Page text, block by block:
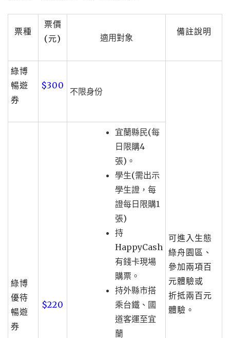
票種
票價
(元)
適用對象
備註說明
綠博
暢遊
券
$300
不限身份
可進入生態
綠舟園區、
參加兩項百
元體驗或
折抵兩百元
體驗。
綠博
優待
暢遊
券
$220
宜蘭縣民(每
日限購4
張)。
學生(需出示
學生證，每
證每日限購1
張)
持
HappyCash
有錢卡現場
購票。
持外縣市搭
乘台鐵、國
道客運至宜
蘭